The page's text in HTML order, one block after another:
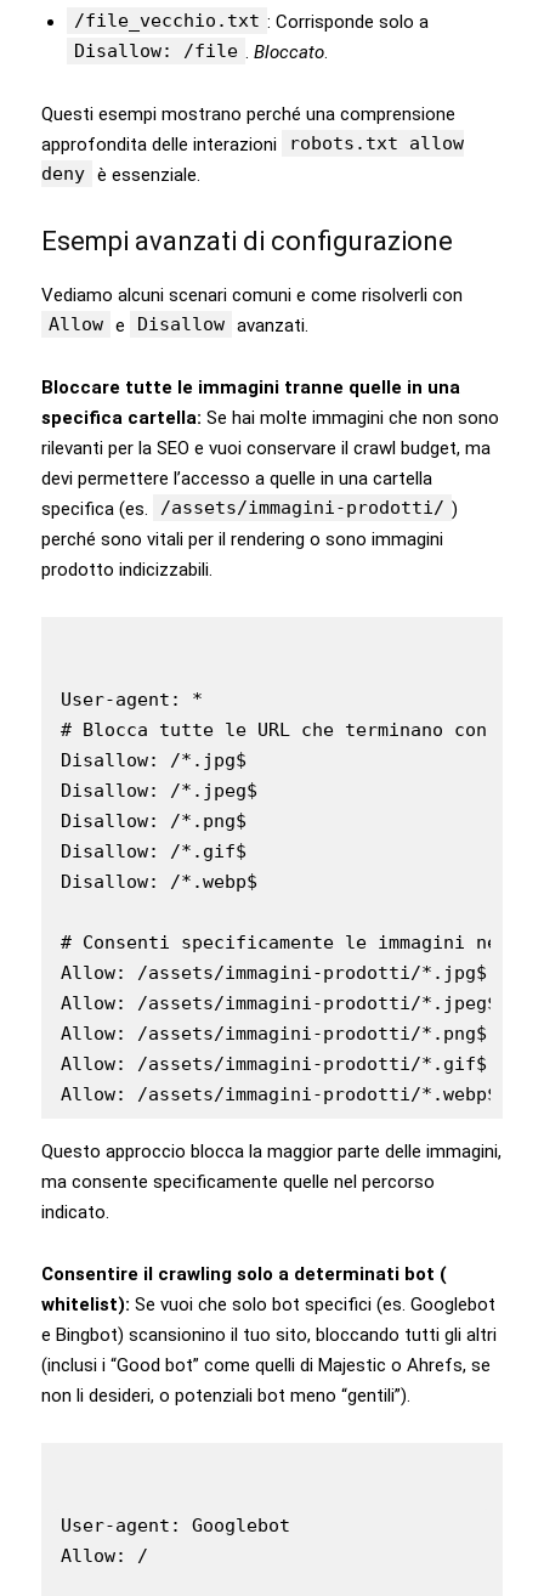
/file_vecchio.txt : Corrisponde solo a
Disallow: /file
Bloccato
Questi esempi mostrano perché una comprensione
approfondita delle interazioni
robots.txt allow
deny è essenziale.
Esempi avanzati di configurazione
Vediamo alcuni scenari comuni e come risolverli con
Allow e Disallow avanzati.
Bloccare tutte le immagini tranne quelle in una
specifica cartella: Se hai molte immagini che non sono
rilevanti per la SEO e vuoi conservare il crawl budget, ma
devi permettere l’accesso a quelle in una cartella
specifica (es.
/assets/immagini-prodotti/ )
perché sono vitali per il rendering o sono immagini
prodotto indicizzabili.
User-agent: *
# Blocca tutte le URL che terminano con
Disallow: /*.jpg$
Disallow: /*.jpeg$
Disallow: /*.png$
Disallow: /*.gif$
Disallow: /*.webp$
# Consenti specificamente le immagini
Allow: /assets/immagini-prodotti/*.jpg$
Allow: /assets/immagini-prodotti/*.jpeg$
Allow: /assets/immagini-prodotti/*.png$
Allow: /assets/immagini-prodotti/*.gif$
Allow: /assets/immagini-prodotti/*.webp$
Questo approccio blocca la maggior parte delle immagini,
ma consente specificamente quelle nel percorso
indicato.
Consentire il crawling solo a determinati bot (
whitelist): Se vuoi che solo bot specifici (es. Googlebot
e Bingbot) scansionino il tuo sito, bloccando tutti gli altri
(inclusi i “Good bot” come quelli di Majestic o Ahrefs, se
non li desideri, o potenziali bot meno “gentili”).
User-agent: Googlebot
Allow: /